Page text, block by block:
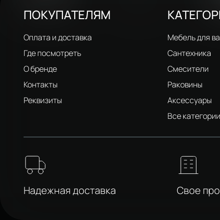
ПОКУПАТЕЛЯМ
Оплата и доставка
Где посмотреть
О бренде
Контакты
Реквизиты
Мебель для
Сантехника
Смесители
Раковины
Аксессуары
Все категории
Надежная доставка Свое